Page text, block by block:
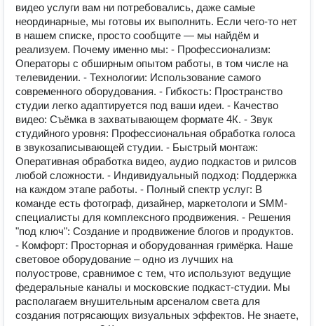
видео услуги вам ни потребовались, даже самые
неординарные, мы готовы их выполнить. Если чего-то нет
в нашем списке, просто сообщите — мы найдём и
реализуем. Почему именно мы: - Профессионализм:
Операторы с обширным опытом работы, в том числе на
телевидении. - Технологии: Использование самого
современного оборудования. - Гибкость: Пространство
студии легко адаптируется под ваши идеи. - Качество
видео: Съёмка в захватывающем формате 4К. - Звук
студийного уровня: Профессиональная обработка голоса
в звукозаписывающей студии. - Быстрый монтаж:
Оперативная обработка видео, аудио подкастов и рилсов
любой сложности. - Индивидуальный подход: Поддержка
на каждом этапе работы. - Полный спектр услуг: В
команде есть фотограф, дизайнер, маркетологи и SMM-
специалисты для комплексного продвижения. - Решения
"под ключ": Создание и продвижение блогов и продуктов.
- Комфорт: Просторная и оборудованная гримёрка. Наше
световое оборудование – одно из лучших на
полуострове, сравнимое с тем, что используют ведущие
федеральные каналы и московские подкаст-студии. Мы
располагаем внушительным арсеналом света для
создания потрясающих визуальных эффектов. Не знаете,